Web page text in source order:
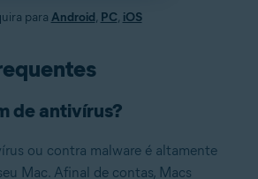
para Android, PC, iOS
de antivírus?
ou contra malware é altamente
Mac. Afinal de contas, Macs